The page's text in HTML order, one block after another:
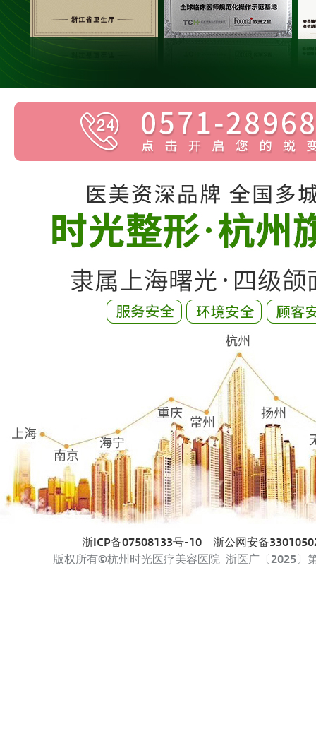
浙ICP备07508133号-10
浙公网安备
版权所有©杭州时光医疗美容医院 浙医广〔2025〕